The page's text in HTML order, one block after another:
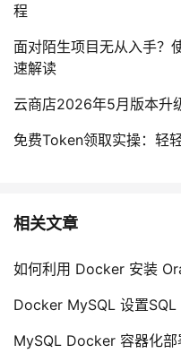
程
面对陌生项目无从入手？
速解读
云商店2026年5月版本升
免费Token领取实操：轻
相关文章
如何利用 Docker 安装
Docker MySQL 设置
MySQL Docker 容器化部